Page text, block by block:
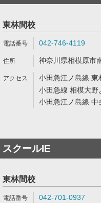
東林間校
042-746-4119
神奈川県相模原市
小田急江ノ島線
小田急線 相模大
小田急江ノ島線
スクールIE
東林間校
042-701-0937